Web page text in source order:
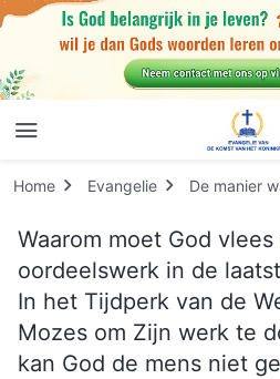
Home Evangelie De manier
Waarom moet God
oordeelswerk in de
In het Tijdperk van de
Mozes om Zijn werk te
kan God de mens niet